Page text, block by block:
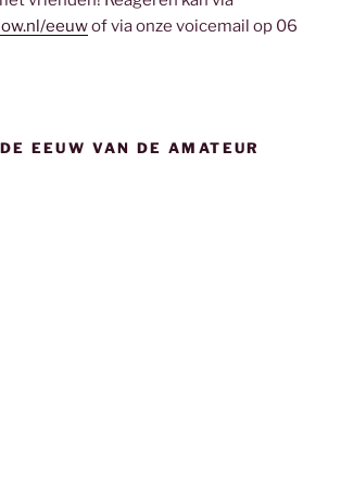
eeuwof via onze voicemail op 06
EEUW VAN DE AMATEUR